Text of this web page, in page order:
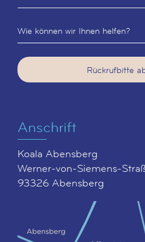
Wie können wir Ihnen helfen?
Rückrufbitte
Anschrift
Koala Abensberg
Werner-von-Siemens-
93326 Abensberg